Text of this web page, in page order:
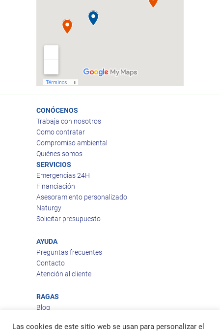
CONÓCENOS
Trabaja con nosotros
Como contratar
Compromiso ambiental
Quiénes somos
SERVICIOS
Emergencias 24H
Financiación
Asesoramiento personalizado
Naturgy
Solicitar presupuesto
AYUDA
Preguntas frecuentes
Contacto
Atención al cliente
RAGAS
Blog
Política de privacidad
Las cookies de este sitio web se usan para personalizar el